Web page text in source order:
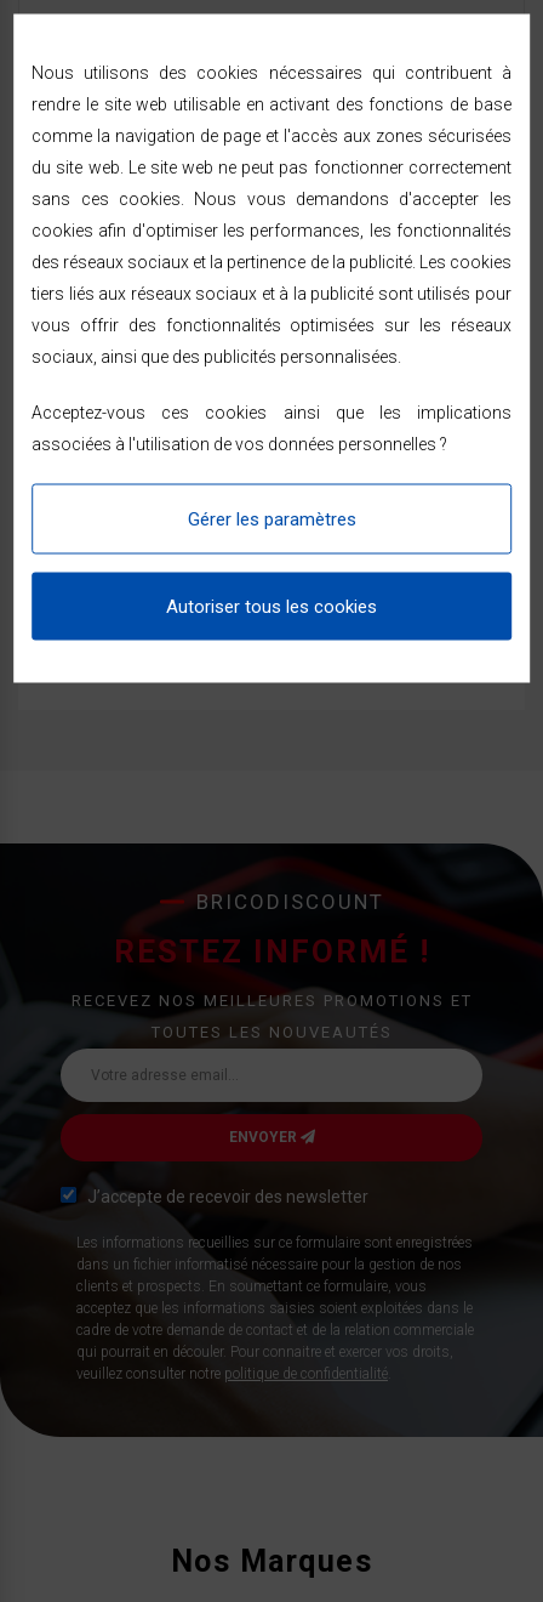
LIVRAISON & RETOURS
Expédition sous 24/48h— livraison rapide à
domicile sous 48/72h ouvrées par Chronopost ou
GEODIS, partout en France métropolitaine.
Vous êtes prévenu par SMS ou e-mail à chaque
14 jours pour changer d'avisà compter de la
réception — voir les modalités dans lesconditions
Paiement sécurisé (SSL, 3D Secure) — CB, PayPal,
ou en 2, 3 et 4 fois sans frais dès 99 € avec Alma.
Commentaires (0)
BRICODISCOUNT
RESTEZ INFORMÉ !
RECEVEZ NOS MEILLEURES PROMOTIONS ET
TOUTES LES NOUVEAUTÉS
ENVOYER
J’accepte de recevoir des newsletter
Les informations recueillies sur ce formulaire sont enregistrées
dans un fichier informatisé nécessaire pour la gestion de nos
clients et prospects. En soumettant ce formulaire, vous
acceptez que les informations saisies soient exploitées dans le
cadre de votre demande de contact et de la relation commerciale
qui pourrait en découler. Pour connaitre et exercer vos droits,
veuillez consulter notre politique de confidentialité
Nos Marques
Nous utilisons des cookies nécessaires qui contribuent à
rendre le site web utilisable en activant des fonctions de base
comme la navigation de page et l'accès aux zones sécurisées
du site web. Le site web ne peut pas fonctionner correctement
sans ces cookies. Nous vous demandons d'accepter les
cookies afin d'optimiser les performances, les fonctionnalités
des réseaux sociaux et la pertinence de la publicité. Les cookies
tiers liés aux réseaux sociaux et à la publicité sont utilisés pour
vous offrir des fonctionnalités optimisées sur les réseaux
sociaux, ainsi que des publicités personnalisées.
Acceptez-vous ces cookies ainsi que les implications
associées à l'utilisation de vos données personnelles ?
Gérer les paramètres
Autoriser tous les cookies